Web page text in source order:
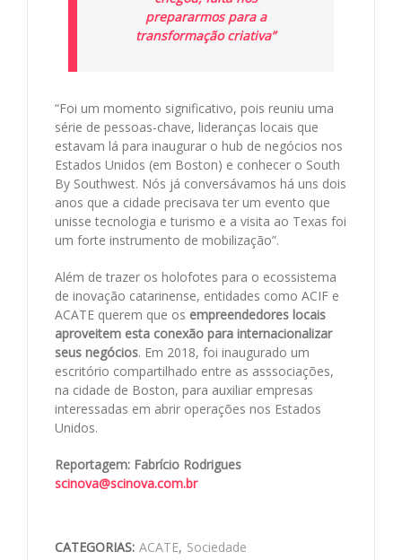
prepararmos para a
transformação criativa”
“Foi um momento significativo, pois reuniu uma
série de pessoas-chave, lideranças locais que
estavam lá para inaugurar o hub de negócios nos
Estados Unidos (em Boston) e conhecer o South
By Southwest. Nós já conversávamos há uns dois
anos que a cidade precisava ter um evento que
unisse tecnologia e turismo e a visita ao Texas foi
um forte instrumento de mobilização”.
Além de trazer os holofotes para o ecossistema
de inovação catarinense, entidades como ACIF e
ACATE querem que os empreendedores locais
aproveitem esta conexão para internacionalizar
seus negócios. Em 2018, foi inaugurado um
escritório compartilhado entre as asssociações,
na cidade de Boston, para auxiliar empresas
interessadas em abrir operações nos Estados
Unidos.
Reportagem: Fabrício Rodrigues
scinova@scinova.com.br
CATEGORIAS: ACATE, Sociedade